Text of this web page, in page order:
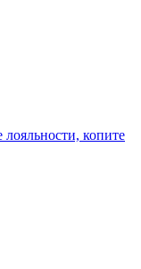
лояльности, копите